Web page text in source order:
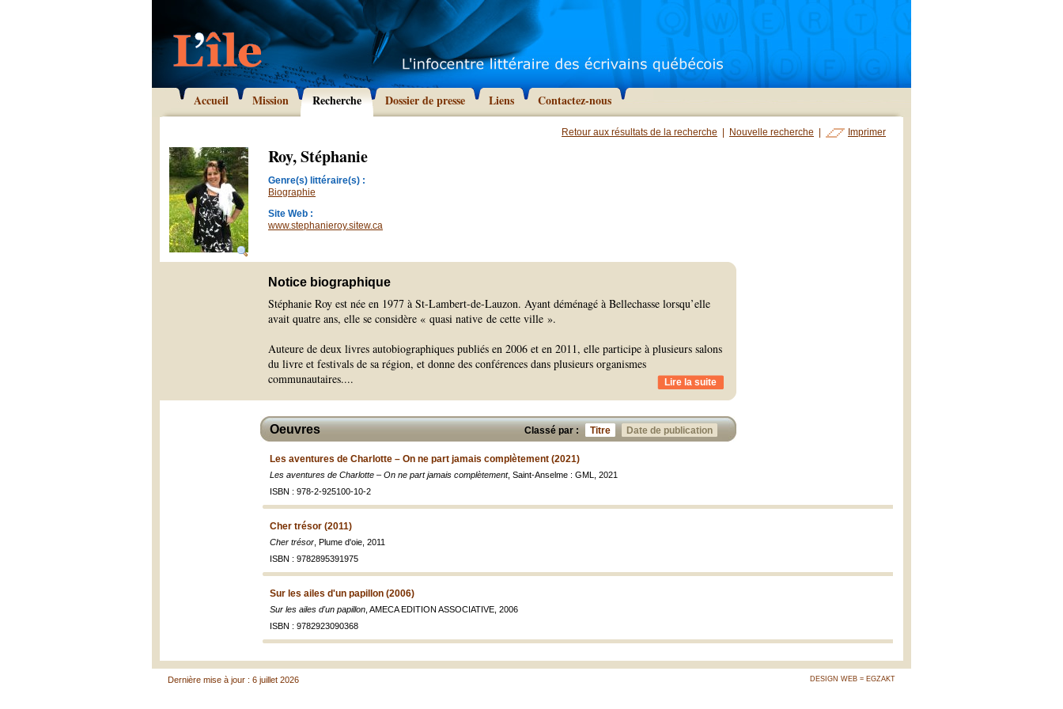
Accueil Mission Recherche Dossier de presse Liens Contactez-nous
Retour aux résultats de la recherche Nouvelle recherche Imprimer
Roy, Stéphanie
Genre(s) littéraire(s) :
Biographie
Site Web :
www.stephanieroy.sitew.ca
Notice biographique
Stéphanie Roy est née en 1977 à St-Lambert-de-Lauzon. Ayant déménagé à Bellechasse lorsqu’elle
avait quatre ans, elle se considère « quasi native de cette ville ».
Auteure de deux livres autobiographiques publiés en 2006 et en 2011, elle participe à plusieurs salons
du livre et festivals de sa région, et donne des conférences dans plusieurs organismes
communautaires.... Lire la suite
Classé par : Titre Date de publication
Oeuvres
Les aventures de Charlotte – On ne part jamais complètement (2021)
Les aventures de Charlotte – On ne part jamais complètement, Saint-Anselme : GML, 2021
ISBN : 978-2-925100-10-2
Cher trésor (2011)
Cher trésor , Plume d'oie, 2011
ISBN : 9782895391975
Sur les ailes d'un papillon (2006)
Sur les ailes d'un papillon , AMECA EDITION ASSOCIATIVE, 2006
ISBN : 9782923090368
DESIGN WEB = EGZAKT
Dernière mise à jour : 6 juillet 2026